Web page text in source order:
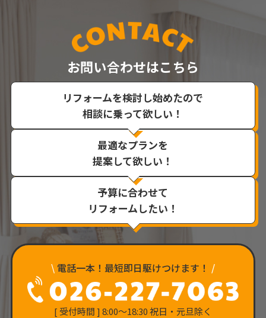
お問い合わせはこちら
リフォームを検討し始めたので
相談に乗って欲しい！
最適なプランを
提案して欲しい！
予算に合わせて
リフォームしたい！
\ 電話一本！最短即日駆けつけます！ /
[ 受付時間 ] 8:00〜18:30 祝日・元旦除く